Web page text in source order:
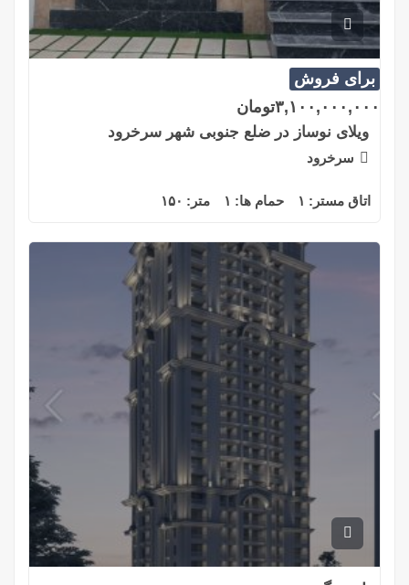
برای فروش
۳,۱۰۰,۰۰۰,۰۰۰تومان
ویلای نوساز در ضلع جنوبی شهر سرخرود
سرخرود
اتاق مستر: ۱ حمام ها: ۱ متر: ۱۵۰